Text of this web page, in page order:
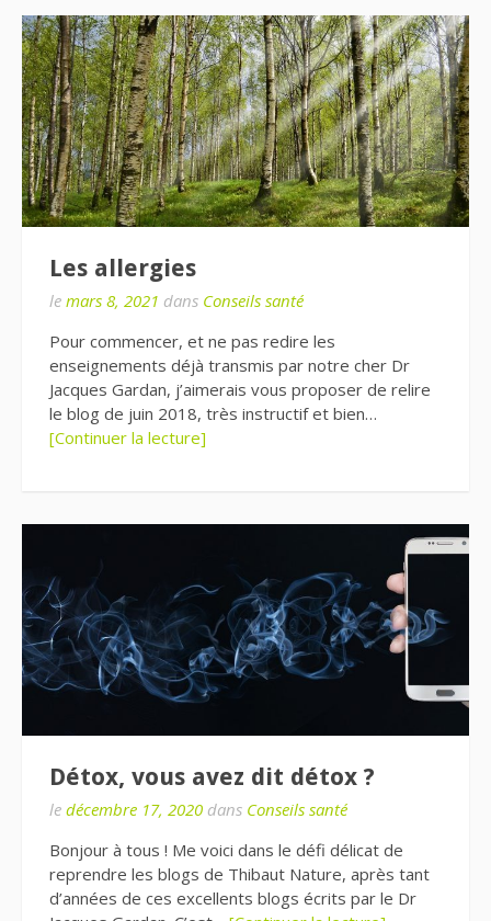
Les allergies
le mars 8, 2021 dans Conseils santé
Pour commencer, et ne pas redire les
enseignements déjà transmis par notre cher Dr
Jacques Gardan, j’aimerais vous proposer de relire
le blog de juin 2018, très instructif et bien…
[Continuer la lecture]
Détox, vous avez dit détox ?
le décembre 17, 2020 dans Conseils santé
Bonjour à tous ! Me voici dans le défi délicat de
reprendre les blogs de Thibaut Nature, après tant
d’années de ces excellents blogs écrits par le Dr